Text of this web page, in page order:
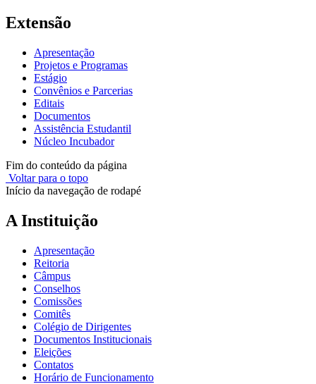
Extensão
Apresentação
Projetos e Programas
Estágio
Convênios e Parcerias
Editais
Documentos
Assistência Estudantil
Núcleo Incubador
Fim do conteúdo da página
Voltar para o topo
Início da navegação de rodapé
A Instituição
Apresentação
Reitoria
Câmpus
Conselhos
Comissões
Comitês
Colégio de Dirigentes
Documentos Institucionais
Eleições
Contatos
Horário de Funcionamento